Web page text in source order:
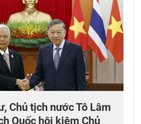
Chủ tịch nước Tô Lâm
Quốc hội kiêm Chủ